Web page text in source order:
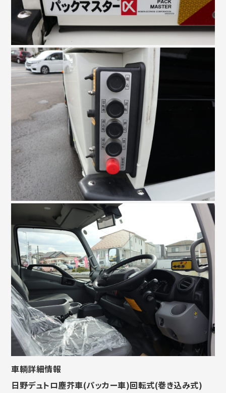
車輌詳細情報
日野デュトロ塵芥車(パッカー車)回転式(巻き込み式)